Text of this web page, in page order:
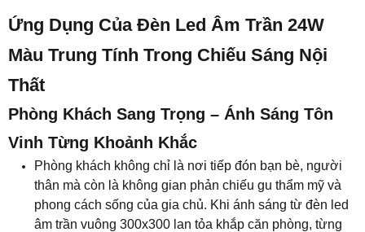
Ứng Dụng Của Đèn Led Âm Trần 24W
Màu Trung Tính Trong Chiếu Sáng Nội
Thất
Phòng Khách Sang Trọng – Ánh Sáng Tôn
Vinh Từng Khoảnh Khắc
Phòng khách không chỉ là nơi tiếp đón bạn bè, người
thân mà còn là không gian phản chiếu gu thẩm mỹ và
phong cách sống của gia chủ. Khi ánh sáng từ đèn led
âm trần vuông 300x300 lan tỏa khắp căn phòng, từng